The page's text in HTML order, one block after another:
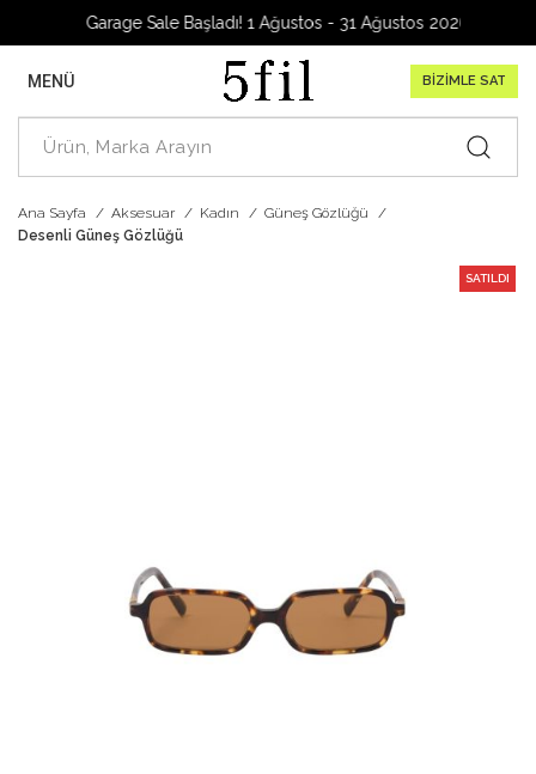
Garage Sale Başladı! 1 Ağustos - 31 Ağustos 2026
MENÜ BİZİMLE SAT
Ana Sayfa Aksesuar Kadın
Güneş Gözlüğü
Desenli Güneş Gözlüğü
SATILDI